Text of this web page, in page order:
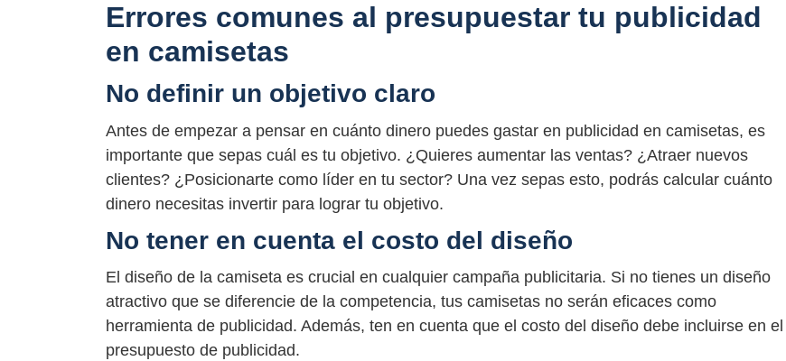
Errores comunes al presupuestar tu publicidad
en camisetas
No definir un objetivo claro
Antes de empezar a pensar en cuánto dinero puedes gastar en publicidad en camisetas, es
importante que sepas cuál es tu objetivo. ¿Quieres aumentar las ventas? ¿Atraer nuevos
clientes? ¿Posicionarte como líder en tu sector? Una vez sepas esto, podrás calcular cuánto
dinero necesitas invertir para lograr tu objetivo.
No tener en cuenta el costo del diseño
El diseño de la camiseta es crucial en cualquier campaña publicitaria. Si no tienes un diseño
atractivo que se diferencie de la competencia, tus camisetas no serán eficaces como
herramienta de publicidad. Además, ten en cuenta que el costo del diseño debe incluirse en el
presupuesto de publicidad.